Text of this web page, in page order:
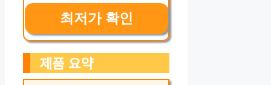
최저가 확인
제품 요약